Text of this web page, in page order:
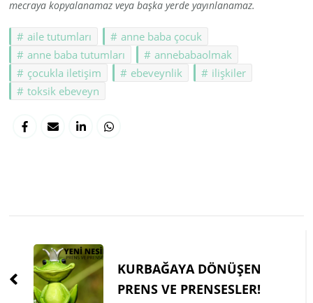
mecraya kopyalanamaz veya başka yerde yayınlanamaz.
aile tutumları
anne baba çocuk
anne baba tutumları
annebabaolmak
çocukla iletişim
ebeveynlik
ilişkiler
toksik ebeveyn
Navigation
KURBAĞAYA DÖNÜŞEN
PRENS VE PRENSESLER!